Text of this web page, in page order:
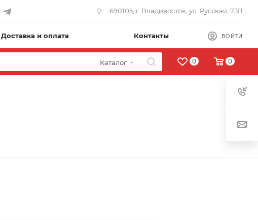
690105, г. Владивосток, ул. Русская, 73В
Доставка и оплата Контакты ВОЙТИ
Каталог 0 0